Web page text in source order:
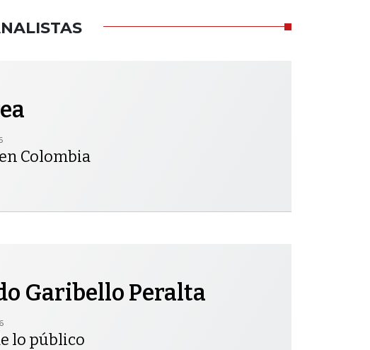
Colombia
Garibello Peralta
lo público